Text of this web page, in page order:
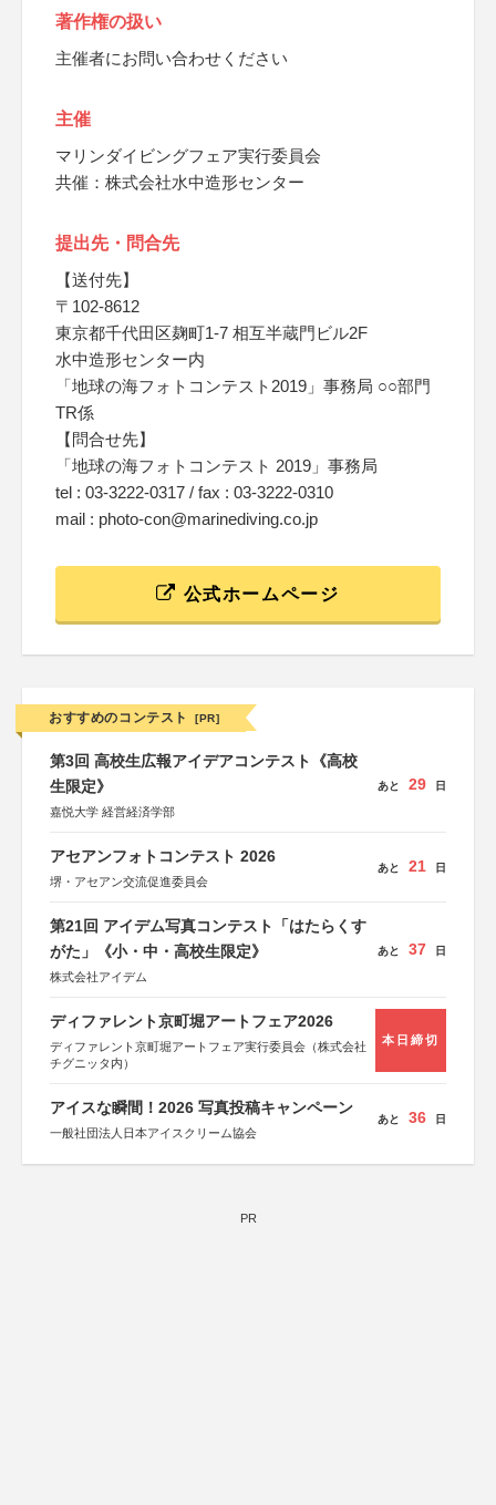
著作権の扱い
主催者にお問い合わせください
主催
マリンダイビングフェア実行委員会
共催：株式会社水中造形センター
提出先・問合先
【送付先】
〒102-8612
東京都千代田区麹町1-7 相互半蔵門ビル2F
水中造形センター内
「地球の海フォトコンテスト2019」事務局 ○○部門
TR係
【問合せ先】
「地球の海フォトコンテスト 2019」事務局
tel : 03-3222-0317 / fax : 03-3222-0310
mail : photo-con@marinediving.co.jp
公式ホームページ
おすすめのコンテスト [PR]
第3回 高校生広報アイデアコンテスト《高校
生限定》
嘉悦大学 経営経済学部
あと 29 日
アセアンフォトコンテスト 2026
堺・アセアン交流促進委員会
あと 21 日
第21回 アイデム写真コンテスト「はたらくす
がた」《小・中・高校生限定》
株式会社アイデム
あと 37 日
ディファレント京町堀アートフェア2026
ディファレント京町堀アートフェア実行委員会（株式会社
チグニッタ内）
本日締切
アイスな瞬間！2026 写真投稿キャンペーン
一般社団法人日本アイスクリーム協会
あと 36 日
PR